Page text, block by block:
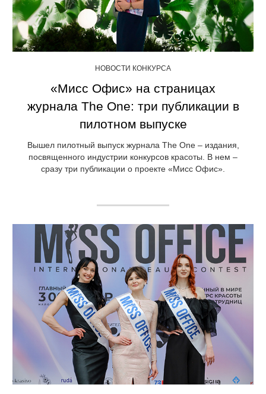
НОВОСТИ КОНКУРСА
«Мисс Офис» на страницах
журнала The One: три публикации в
пилотном выпуске
Вышел пилотный выпуск журнала The One – издания,
посвященного индустрии конкурсов красоты. В нем –
сразу три публикации о проекте «Мисс Офис».